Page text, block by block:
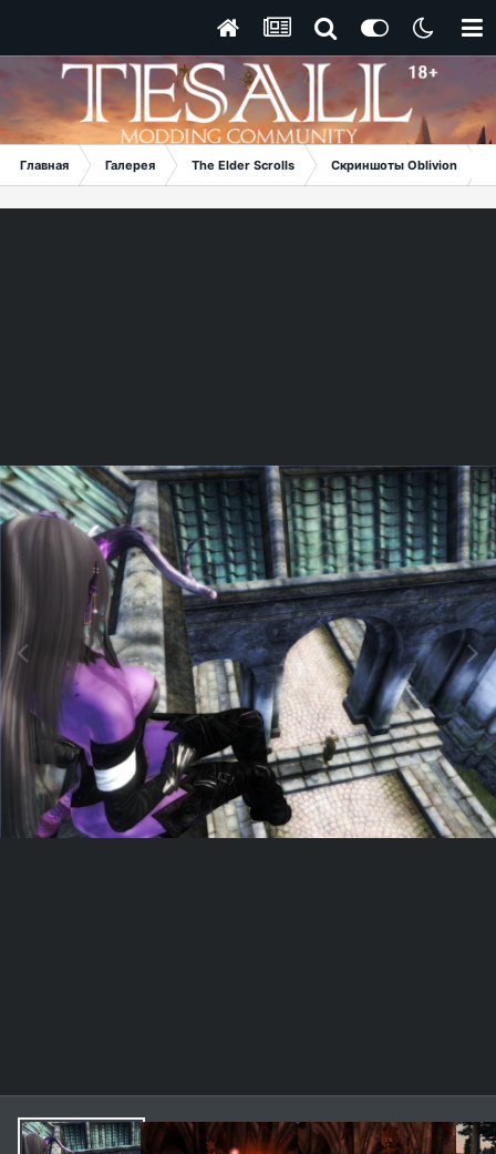
Главная Галерея The Elder Scrolls Скриншоты Oblivion